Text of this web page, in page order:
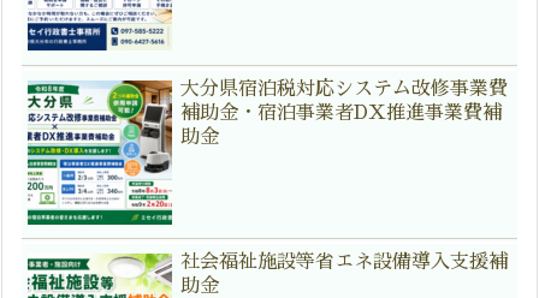
大分県宿泊税対応システム改修事業費
補助金・宿泊事業者DX推進事業費補
助金
社会福祉施設等省エネ設備導入支援補
助金